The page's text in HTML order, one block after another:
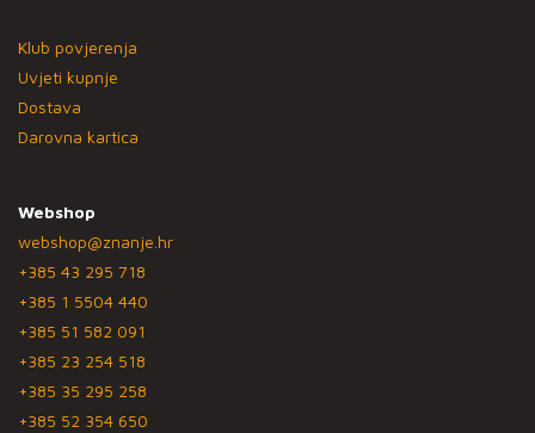
Klub povjerenja
Uvjeti kupnje
Dostava
Darovna kartica
Webshop
webshop@znanje.hr
+385 43 295 718
+385 1 5504 440
+385 51 582 091
+385 23 254 518
+385 35 295 258
+385 52 354 650